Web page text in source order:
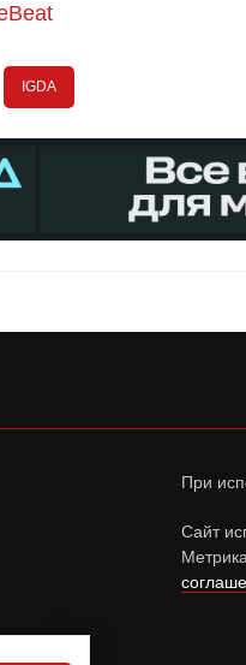
IGDA
При
Сайт